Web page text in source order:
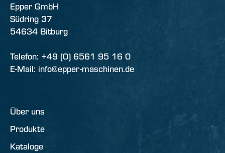
Epper GmbH
Südring 37
54634 Bitburg
Telefon: +49 (0) 6561 95 16 0
E-Mail: info@epper-maschinen.de
Über uns
Produkte
Kataloge